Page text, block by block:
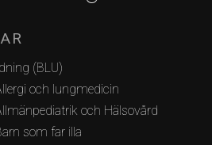
(BLU)
och lungmedicin
och Hälsovård
som far illa